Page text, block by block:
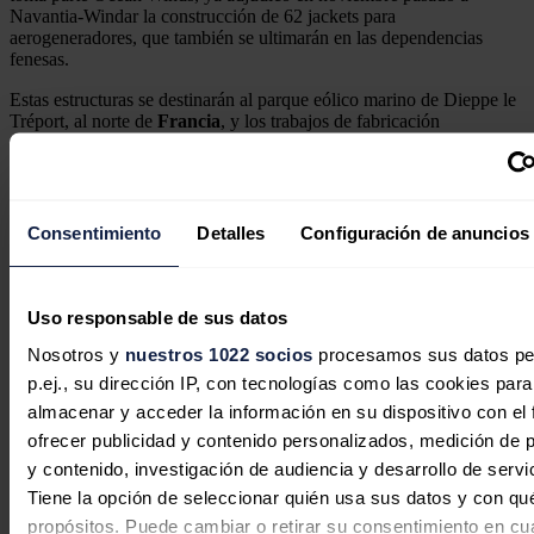
Consentimiento Detalles Configuración de anuncios
Uso responsable de sus datos
Nosotros y nuestros 1022 socios procesamos sus datos
p.ej., su dirección IP, con tecnologías como las cookies para
almacenar y acceder la información en su dispositivo con el
ofrecer publicidad y contenido personalizados, medición de
y contenido, investigación de audiencia y desarrollo de
Tiene la opción de seleccionar quién usa sus datos y con
propósitos. Puede cambiar o retirar su consentimiento en
Navantia-Windar la construcción de 62 jackets para
aerogeneradores, que también se ultimarán en las dependencias
fenesas.
Estas estructuras se destinarán al parque eólico marino de Dieppe le
Tréport, al norte de Francia, y los trabajos de fabricación
comenzarán en el primer trimestre de este ejercicio, con un plazo de
Noticias relacionadas
Iberdrola planea duplicar la
capacidad de Whitelee, el mayor
parque eólico terrestre de Reino
Unido
Redacción31/07/2026